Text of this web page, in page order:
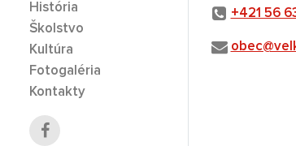
História
Školstvo
Kultúra
Fotogaléria
Kontakty
+421 56